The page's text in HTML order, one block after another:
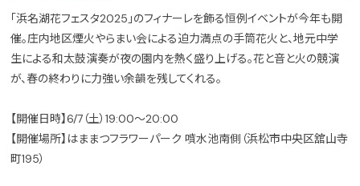
「浜名湖花フェスタ2025」のフィナーレを飾る恒例イベントが今年も開
催。庄内地区煙火やらまい会による迫力満点の手筒花火と、地元中学
生による和太鼓演奏が夜の園内を熱く盛り上げる。花と音と火の競演
が、春の終わりに力強い余韻を残してくれる。
【開催日時】6/7（土）19:00～20:00
【開催場所】はままつフラワーパーク 噴水池南側（浜松市中央区舘山寺
町195）